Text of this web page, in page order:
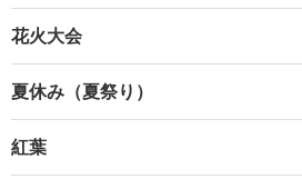
花火大会
夏休み（夏祭り）
紅葉